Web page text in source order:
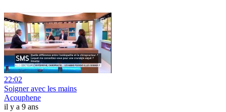
22:02
Soigner avec les mains
Acouphene
il y a 9 ans